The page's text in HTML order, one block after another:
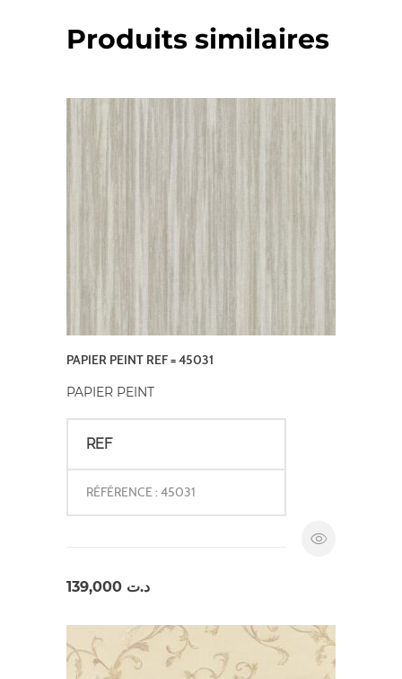
Produits similaires
PAPIER PEINT REF = 45031
PAPIER PEINT
REF
RÉFÉRENCE : 45031
د.ت